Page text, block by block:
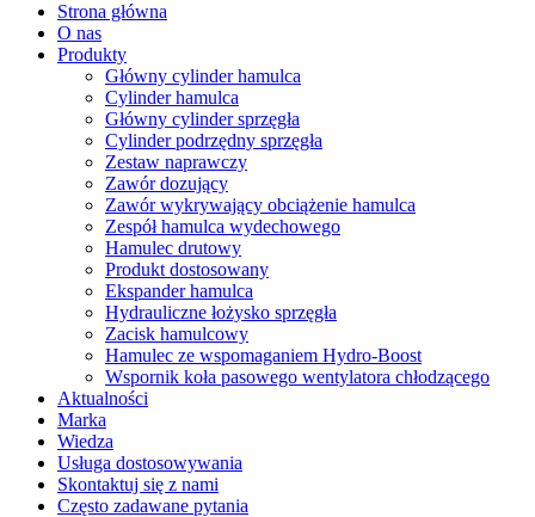
Strona główna
O nas
Produkty
Główny cylinder hamulca
Cylinder hamulca
Główny cylinder sprzęgła
Cylinder podrzędny sprzęgła
Zestaw naprawczy
Zawór dozujący
Zawór wykrywający obciążenie hamulca
Zespół hamulca wydechowego
Hamulec drutowy
Produkt dostosowany
Ekspander hamulca
Hydrauliczne łożysko sprzęgła
Zacisk hamulcowy
Hamulec ze wspomaganiem Hydro-Boost
Wspornik koła pasowego wentylatora chłodzącego
Aktualności
Marka
Wiedza
Usługa dostosowywania
Skontaktuj się z nami
Często zadawane pytania